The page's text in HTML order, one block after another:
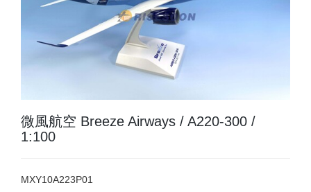
微風航空 Breeze Airways / A220-300 /
1:100
MXY10A223P01